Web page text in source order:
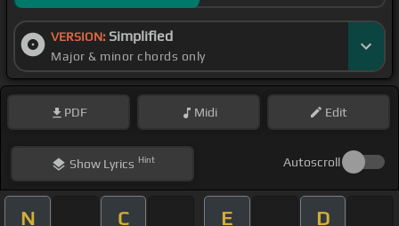
VERSION: Simplified
Major & minor chords only
PDF Midi Edit
ShowLyrics Hint Autoscroll
N C E D